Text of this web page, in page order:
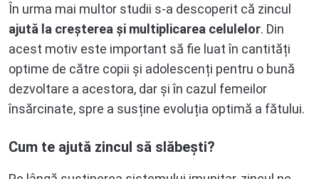
În urma mai multor studii s-a descoperit că zincul
ajută la creșterea și multiplicarea celulelor. Din
acest motiv este important să fie luat în cantități
optime de către copii și adolescenți pentru o bună
dezvoltare a acestora, dar și în cazul femeilor
însărcinate, spre a susține evoluția optimă a fătului.
Cum te ajută zincul să slăbești?